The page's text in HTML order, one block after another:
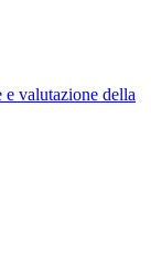
e valutazione della